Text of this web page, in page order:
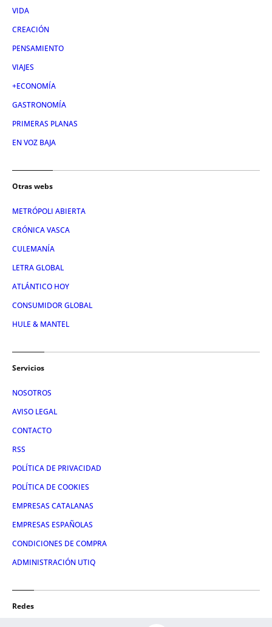
VIDA
CREACIÓN
PENSAMIENTO
VIAJES
+ECONOMÍA
GASTRONOMÍA
PRIMERAS PLANAS
EN VOZ BAJA
Otras webs
METRÓPOLI ABIERTA
CRÓNICA VASCA
CULEMANÍA
LETRA GLOBAL
ATLÁNTICO HOY
CONSUMIDOR GLOBAL
HULE & MANTEL
Servicios
NOSOTROS
AVISO LEGAL
CONTACTO
RSS
POLÍTICA DE PRIVACIDAD
POLÍTICA DE COOKIES
EMPRESAS CATALANAS
EMPRESAS ESPAÑOLAS
CONDICIONES DE COMPRA
ADMINISTRACIÓN UTIQ
Redes